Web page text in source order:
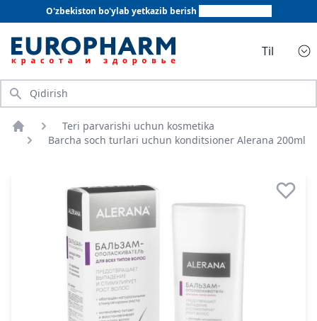
O'zbekiston bo'ylab yetkazib berish
Til
Qidirish
Bosh sahifa
Teri parvarishi uchun kosmetika
Barcha soch turlari uchun konditsioner Alerana 200ml